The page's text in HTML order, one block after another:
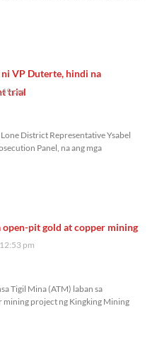
VP Duterte, hindi na
trial
pm
District Representative Ysabel
Panel, na ang mga
open-pit gold at copper mining
12:53 pm
Tigil Mina (ATM) laban sa
mining project ng Kingking Mining